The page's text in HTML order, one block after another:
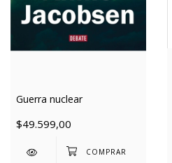
Guerra nuclear
$49.599,00